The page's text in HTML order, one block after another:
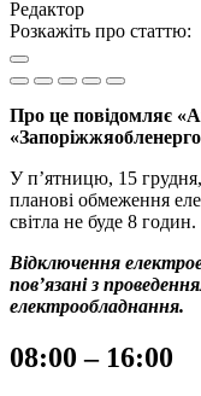
Редактор
Розкажіть про статтю:
Про це повідомляє
У п’ятницю, 15
планові обмеження
світла не буде 8 годин.
Відключення
пов’язані з
електрообладнання.
08:00 – 16:00